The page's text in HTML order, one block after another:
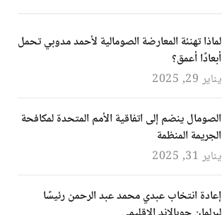
لماذا تهنئة المعارضة الصومالية لأحمد مدوبي تحمل
أبعادًا أعمق؟
يناير 29, 2025
الصومال ينضم إلى اتفاقية الأمم المتحدة لمكافحة
الجريمة المنظمة
يناير 31, 2025
إعادة انتخاب عبدي محمد عبد الرحمن رئيسًا